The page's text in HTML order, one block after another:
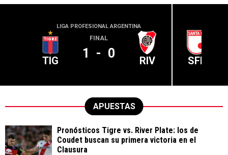
LIGA PROFESIONAL ARGENTINA
TIG
FINAL
1 - 0 RIV SFE
APUESTAS
Pronósticos Tigre vs. River Plate: los de
Coudet buscan su primera victoria en el
Clausura